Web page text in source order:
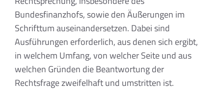
Bundesfinanzhofs, sowie den Äußerungen im
Schrifttum auseinandersetzen. Dabei sind
Ausführungen erforderlich, aus denen sich ergibt,
in welchem Umfang, von welcher Seite und aus
welchen Gründen die Beantwortung der
Rechtsfrage zweifelhaft und umstritten ist.